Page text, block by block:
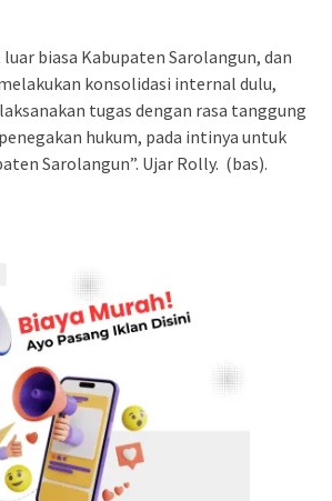
biasa Kabupaten Sarolangun, dan
konsolidasi internal dulu,
tugas dengan rasa tanggung
hukum, pada intinya untuk
Sarolangun”. Ujar Rolly. (bas).